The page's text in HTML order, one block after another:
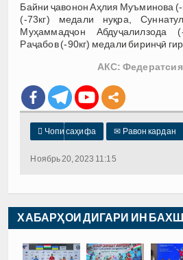
Байни ҷавонон Аҳлия Муъминова
(-73кг) медали нуқра,
Муҳаммадҷон Абдуҷалилзода
Раҷабов (-90кг) медали биринҷӣ
АКС:
 Чопи саҳифа ✉ Равон кардан
Ноябрь 20, 2023 11:15
ХАБАРҲОИ ДИГАРИ ИН БАХШ